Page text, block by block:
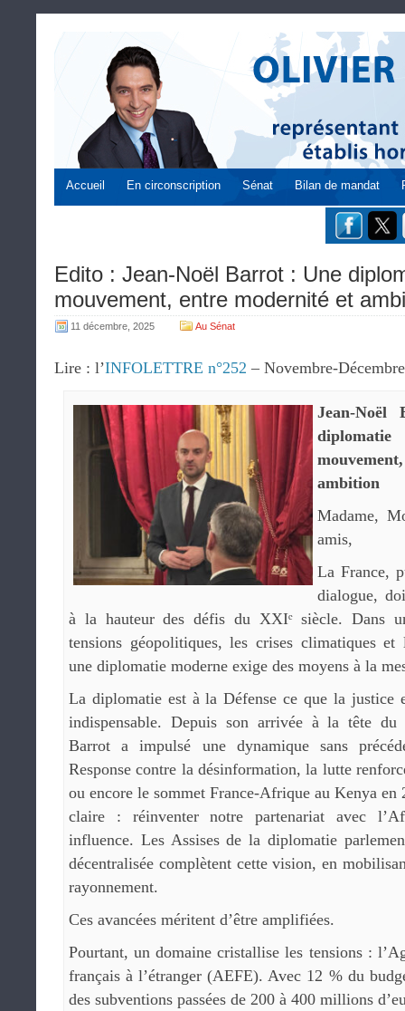
Accueil En circonscription Sénat Bilan de mandat
Edito : Jean-Noël Barrot : Une
mouvement, entre modernité et
11 décembre, 2025 Au Sénat
Lire : l’INFOLETTRE n°252 – Novembre-
Jean-
ambition
Madame,
amis,
La France,
dialogue,
à la hauteur des défis du XXIᵉ siècle. Dans
tensions géopolitiques, les crises climatiques et
une diplomatie moderne exige des moyens à la
La diplomatie est à la Défense ce que la justice
indispensable. Depuis son arrivée à la tête du
Barrot a impulsé une dynamique sans
Response contre la désinformation, la lutte
ou encore le sommet France-Afrique au Kenya
claire : réinventer notre partenariat avec
influence. Les Assises de la diplomatie
décentralisée complètent cette vision, en
rayonnement.
Ces avancées méritent d’être amplifiées.
Pourtant, un domaine cristallise les tensions :
français à l’étranger (AEFE). Avec 12 % du
des subventions passées de 200 à 400 millions